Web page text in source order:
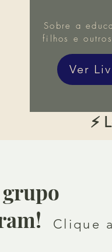
⚡
Sobre a
filhos e
Ver
Clique